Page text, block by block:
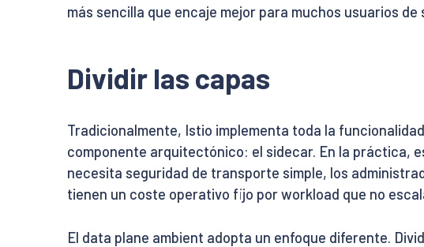
más sencilla que encaje mejor para muchos usuarios de
Dividir las capas
Tradicionalmente, Istio implementa toda la
componente arquitectónico: el sidecar. En la práctica,
necesita seguridad de transporte simple, los
tienen un coste operativo fijo por workload que no
El data plane ambient adopta un enfoque diferente.